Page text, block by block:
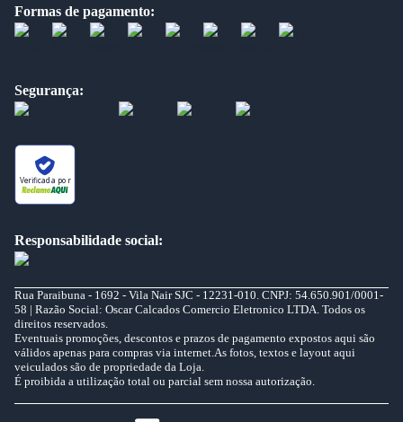
Formas de pagamento:
Segurança:
Verificada por
Responsabilidade social:
Rua Paraibuna - 1692 - Vila Nair SJC - 12231-010. CNPJ: 54.650.901/0001-
58 | Razão Social: Oscar Calcados Comercio Eletronico LTDA. Todos os
direitos reservados.
Eventuais promoções, descontos e prazos de pagamento expostos aqui são
válidos apenas para compras via internet.As fotos, textos e layout aqui
veiculados são de propriedade da Loja.
É proibida a utilização total ou parcial sem nossa autorização.